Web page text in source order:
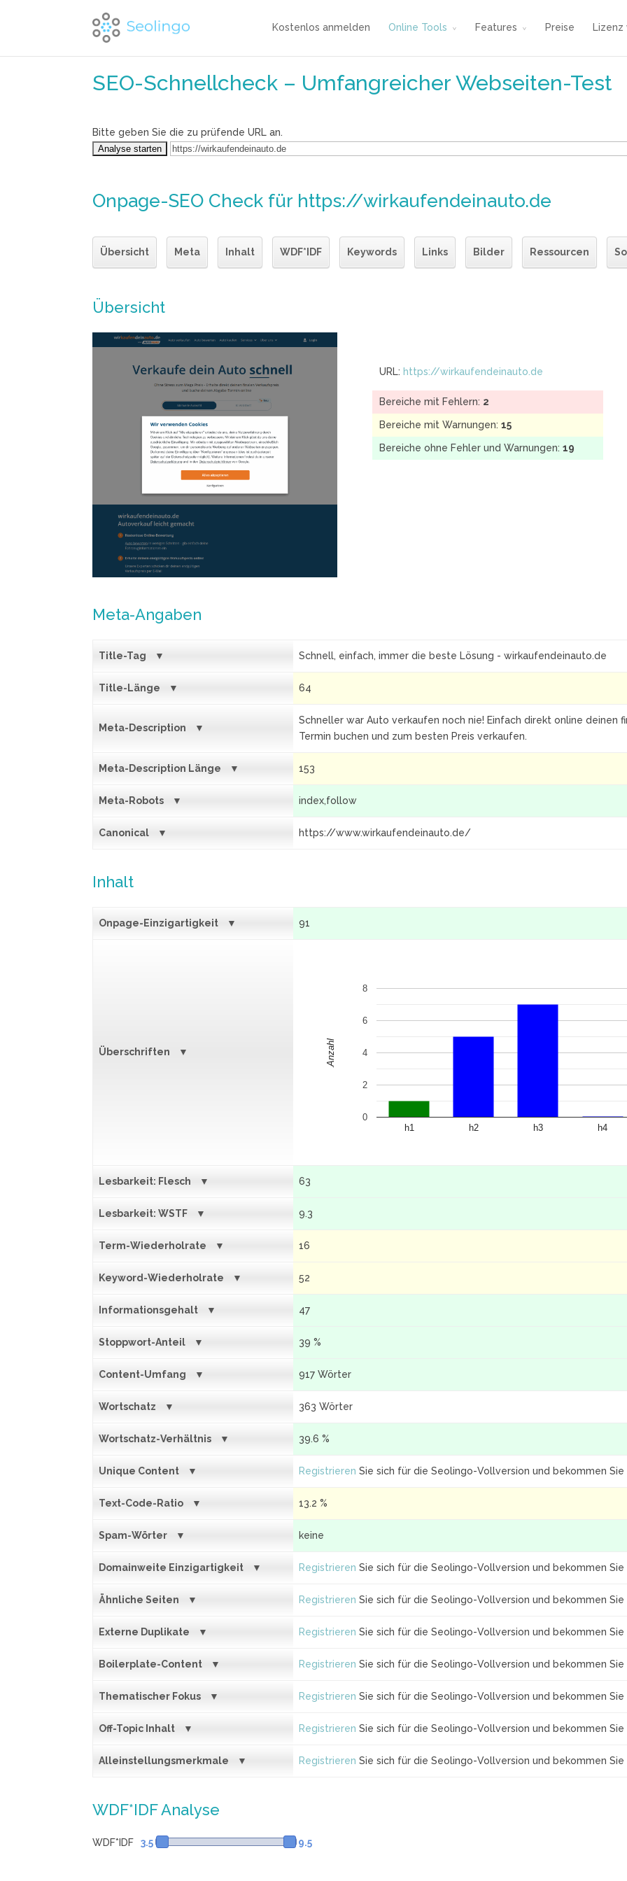
Kostenlos anmelden Online Tools Features Preise Lizenz
SEO-Schnellcheck – Umfangreicher Webseiten-Test
Bitte geben Sie die zu prüfende URL an.
Onpage-SEO Check für https://wirkaufendeinauto.de
Übersicht Meta Inhalt WDF*IDF Keywords Links Bilder Ressourcen
Übersicht
URL: https://wirkaufendeinauto.de
Bereiche mit Fehlern: 2
Bereiche mit Warnungen: 15
Bereiche ohne Fehler und Warnungen: 19
Meta-Angaben
Title-Tag Schnell, einfach, immer die beste Lösung - wirkaufendeinauto.de
Title-Länge 64
Meta-Description
Schneller war Auto verkaufen noch nie! Einfach direkt online deinen
Termin buchen und zum besten Preis verkaufen.
Meta-Description Länge 153
Meta-Robots index,follow
Canonical https://www.wirkaufendeinauto.de/
Inhalt
Onpage-Einzigartigkeit 91
Überschriften
h1 h2 h3 h4
0
2
4
6
8
Anzahl
Lesbarkeit: Flesch 63
Lesbarkeit: WSTF 9.3
Term-Wiederholrate 16
Keyword-Wiederholrate 52
Informationsgehalt 47
Stoppwort-Anteil 39 %
Content-Umfang 917 Wörter
Wortschatz 363 Wörter
Wortschatz-Verhältnis 39.6 %
Unique Content Registrieren Sie sich für die Seolingo-Vollversion und bekommen Sie
Text-Code-Ratio 13.2 %
Spam-Wörter keine
Domainweite Einzigartigkeit Registrieren Sie sich für die Seolingo-Vollversion und bekommen Sie
Ähnliche Seiten Registrieren Sie sich für die Seolingo-Vollversion und bekommen Sie
Externe Duplikate Registrieren Sie sich für die Seolingo-Vollversion und bekommen Sie
Boilerplate-Content Registrieren Sie sich für die Seolingo-Vollversion und bekommen Sie
Thematischer Fokus Registrieren Sie sich für die Seolingo-Vollversion und bekommen Sie
Off-Topic Inhalt Registrieren Sie sich für die Seolingo-Vollversion und bekommen Sie
Alleinstellungsmerkmale Registrieren Sie sich für die Seolingo-Vollversion und bekommen Sie
WDF*IDF Analyse
WDF*IDF 3.5 9.5